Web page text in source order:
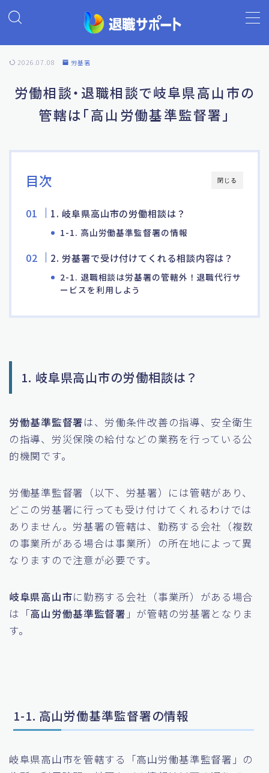
MENU
ホーム
退職代行の基礎知識
退職代行ランキング
退職代行 退職サポート
よくあるご質問
2026.07.08 労基署
労働相談・退職相談で岐阜県高山市の
管轄は「高山労働基準監督署」
閉じる
目次
1. 岐阜県高山市の労働相談は？
1-1. 高山労働基準監督署の情報
2. 労基署で受け付けてくれる相談内容は？
2-1. 退職相談は労基署の管轄外！退職代行サ
ービスを利用しよう
1. 岐阜県高山市の労働相談は？
労働基準監督署は、労働条件改善の指導、安全衛生
の指導、労災保険の給付などの業務を行っている公
的機関です。
労働基準監督署（以下、労基署）には管轄があり、
どこの労基署に行っても受け付けてくれるわけでは
ありません。労基署の管轄は、勤務する会社（複数
の事業所がある場合は事業所）の所在地によって異
なりますので注意が必要です。
岐阜県高山市に勤務する会社（事業所）がある場合
は「高山労働基準監督署 」が管轄の労基署となりま
す。
1-1. 高山労働基準監督署の情報
岐阜県高山市を管轄する「高山労働基準監督署」の